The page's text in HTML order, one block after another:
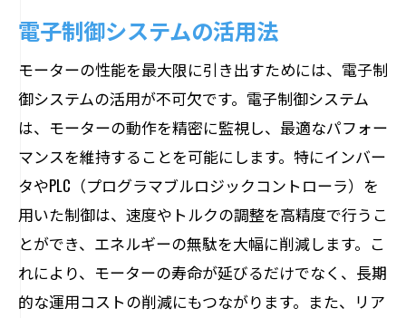
電子制御システムの活用法
モーターの性能を最大限に引き出すためには、電子制
御システムの活用が不可欠です。電子制御システム
は、モーターの動作を精密に監視し、最適なパフォー
マンスを維持することを可能にします。特にインバー
タやPLC（プログラマブルロジックコントローラ）を
用いた制御は、速度やトルクの調整を高精度で行うこ
とができ、エネルギーの無駄を大幅に削減します。こ
れにより、モーターの寿命が延びるだけでなく、長期
的な運用コストの削減にもつながります。また、リア